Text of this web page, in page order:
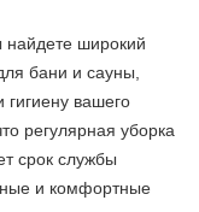
найдете широкий
бани и сауны,
гигиену вашего
регулярная уборка
срок службы
и комфортные